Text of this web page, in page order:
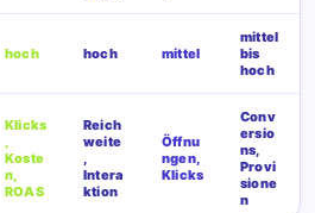
hoch hoch mittel
mittel
bis
hoch
Klicks
,
Koste
n,
ROAS
Reich
weite
,
Intera
ktion
Öffnu
ngen,
Klicks
Conv
ersio
ns,
Provi
sione
n